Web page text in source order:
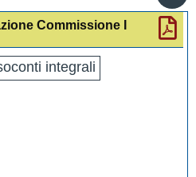
Commissione I
integrali